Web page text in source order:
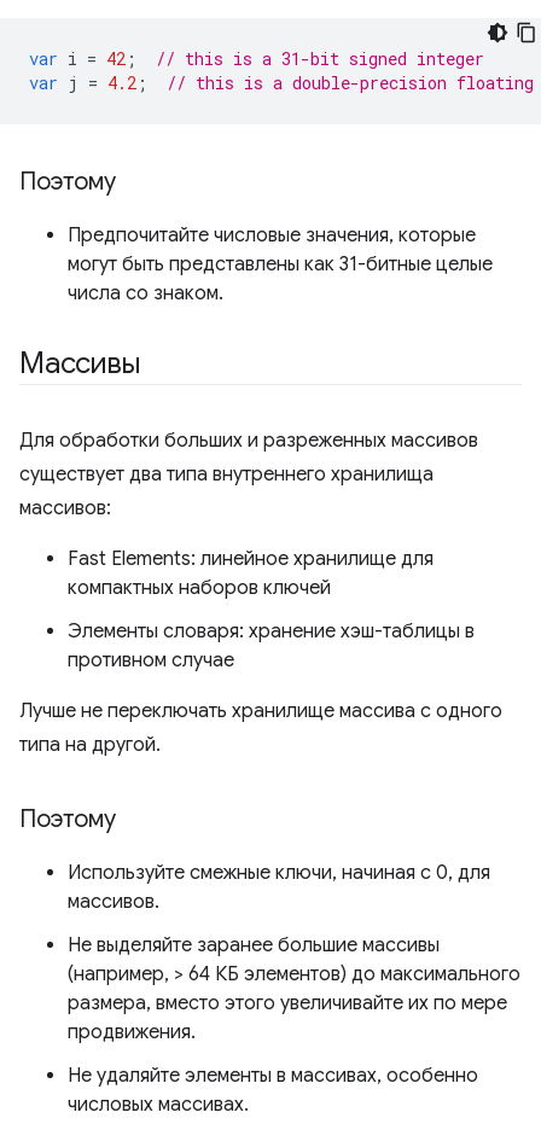
var i = 42 ;
// this is a 31-bit signed integer
var j = 4.2 ; // this is a double-precision floating
Поэтому
Предпочитайте числовые значения, которые
могут быть представлены как 31-битные целые
числа со знаком.
Массивы
Для обработки больших и разреженных массивов
существует два типа внутреннего хранилища
массивов:
Fast Elements: линейное хранилище для
компактных наборов ключей
Элементы словаря: хранение хэш-таблицы в
противном случае
Лучше не переключать хранилище массива с одного
типа на другой.
Поэтому
Используйте смежные ключи, начиная с 0, для
массивов.
Не выделяйте заранее большие массивы
(например, > 64 КБ элементов) до максимального
размера, вместо этого увеличивайте их по мере
продвижения.
Не удаляйте элементы в массивах, особенно
числовых массивах.